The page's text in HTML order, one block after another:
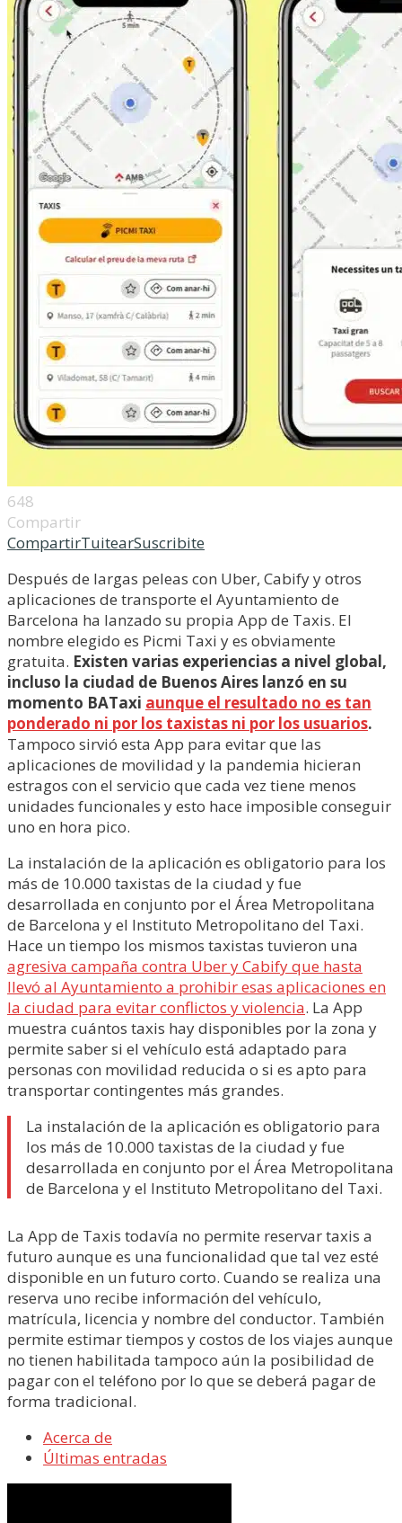
648
Compartir
CompartirTuitearSuscribite
Después de largas peleas con Uber, Cabify y otros
aplicaciones de transporte el Ayuntamiento de
Barcelona ha lanzado su propia App de Taxis. El
nombre elegido es Picmi Taxi y es obviamente
gratuita. Existen varias experiencias a nivel global,
incluso la ciudad de Buenos Aires lanzó en su
momento BATaxi aunque el resultado no es tan
ponderado ni por los taxistas ni por los usuarios.
Tampoco sirvió esta App para evitar que las
aplicaciones de movilidad y la pandemia hicieran
estragos con el servicio que cada vez tiene menos
unidades funcionales y esto hace imposible conseguir
uno en hora pico.
La instalación de la aplicación es obligatorio para los
más de 10.000 taxistas de la ciudad y fue
desarrollada en conjunto por el Área Metropolitana
de Barcelona y el Instituto Metropolitano del Taxi.
Hace un tiempo los mismos taxistas tuvieron una
agresiva campaña contra Uber y Cabify que hasta
llevó al Ayuntamiento a prohibir esas aplicaciones en
la ciudad para evitar conflictos y violencia. La App
muestra cuántos taxis hay disponibles por la zona y
permite saber si el vehículo está adaptado para
personas con movilidad reducida o si es apto para
transportar contingentes más grandes.
La instalación de la aplicación es obligatorio para
los más de 10.000 taxistas de la ciudad y fue
desarrollada en conjunto por el Área Metropolitana
de Barcelona y el Instituto Metropolitano del Taxi.
La App de Taxis todavía no permite reservar taxis a
futuro aunque es una funcionalidad que tal vez esté
disponible en un futuro corto. Cuando se realiza una
reserva uno recibe información del vehículo,
matrícula, licencia y nombre del conductor. También
permite estimar tiempos y costos de los viajes aunque
no tienen habilitada tampoco aún la posibilidad de
pagar con el teléfono por lo que se deberá pagar de
forma tradicional.
Acerca de
Últimas entradas